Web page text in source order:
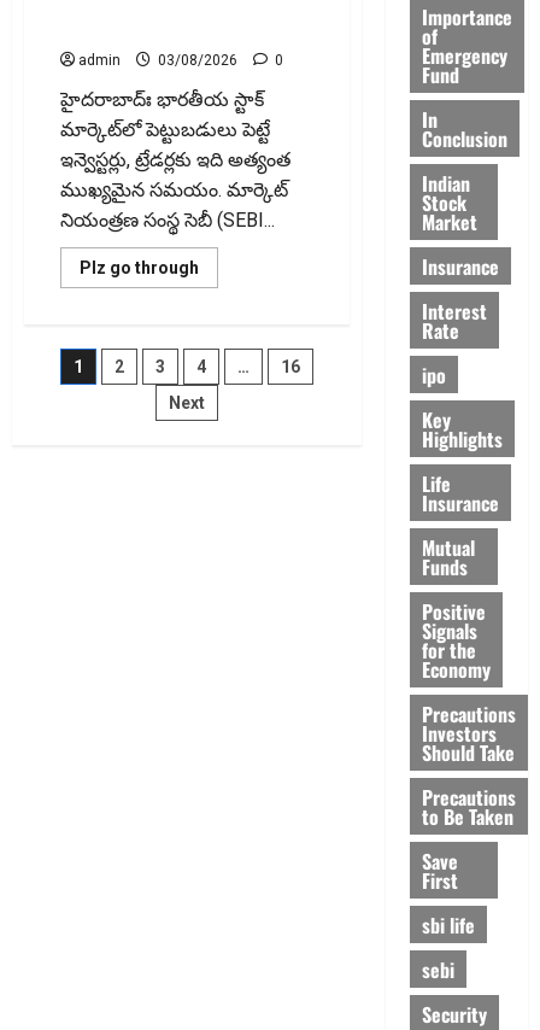
admin 03/08/2026 0
హైద‌రాబాద్ః భారతీయ స్టాక్
మార్కెట్‌లో పెట్టుబడులు పెట్టే
ఇన్వెస్టర్లు, ట్రేడర్లకు ఇది అత్యంత
ముఖ్యమైన సమయం. మార్కెట్
నియంత్రణ సంస్థ సెబీ (SEBI...
Plz go through
more
కొత్త
రూల్స్..
నేటి
నుంచే
మారిన
Posts
pagination
1 2 3 4 …
16
Next
Importance
of
Emergency
Fund
In
Conclusion
Indian
Stock
Market
Insurance
Interest
Rate
ipo
Key
Highlights
Life
Insurance
Mutual
Funds
Positive
Signals
for the
Economy
Precautions
Investors
Should Take
Precautions
to Be Taken
Save
First
sbi life
sebi
Security